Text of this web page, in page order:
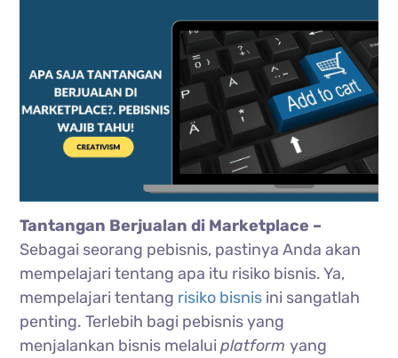
Tantangan Berjualan di Marketplace –
Sebagai seorang pebisnis, pastinya Anda akan
mempelajari tentang apa itu risiko bisnis. Ya,
mempelajari tentang risiko bisnis ini sangatlah
penting. Terlebih bagi pebisnis yang
menjalankan bisnis melaluiplatformyang